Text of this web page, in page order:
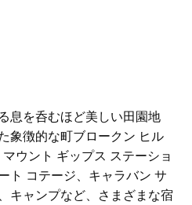
息を呑むほど美しい田園地
象徴的な町ブロークン ヒル
ウント ギップス ステーショ
ト コテージ、キャラバン サ
キャンプなど、さまざまな宿